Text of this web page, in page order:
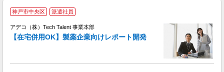
神戸市中央区 派遣社員
アデコ（株）Tech Talent 事業本部
【在宅併用OK】製薬企業向けレポート開発